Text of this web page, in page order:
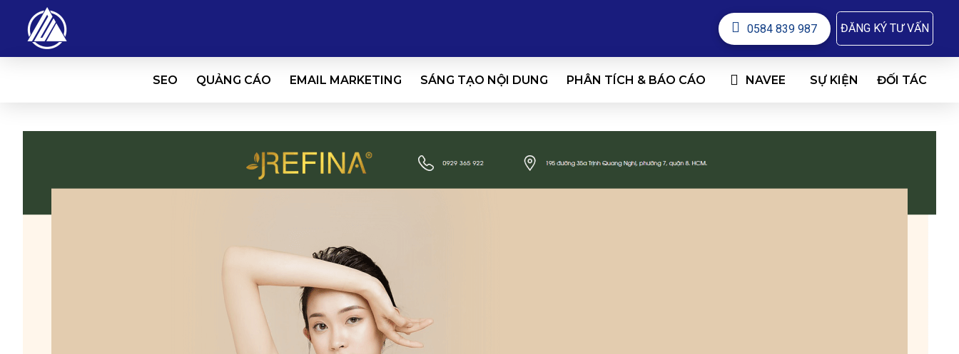
0584 839 987 ĐĂNG KÝ TƯ VẤN
SEO QUẢNG CÁO EMAIL MARKETING SÁNG TẠO NỘI DUNG PHÂN TÍCH & BÁO CÁO NAVEE SỰ KIỆN ĐỐI TÁC